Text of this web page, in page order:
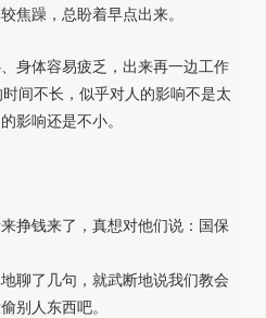
焦躁，总盼着早点出来。
身体容易疲乏，出来再一边工作
间不长，似乎对人的影响不是太
影响还是不小。
挣钱来了，真想对他们说：国保
聊了几句，就武断地说我们教会
别人东西吧。